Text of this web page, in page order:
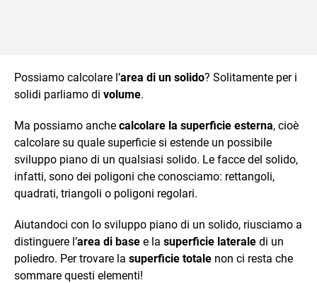
Possiamo calcolare l’area di un solido? Solitamente per i
solidi parliamo di volume.
Ma possiamo anche calcolare la superficie esterna, cioè
calcolare su quale superficie si estende un possibile
sviluppo piano di un qualsiasi solido. Le facce del solido,
infatti, sono dei poligoni che conosciamo: rettangoli,
quadrati, triangoli o poligoni regolari.
Aiutandoci con lo sviluppo piano di un solido, riusciamo a
distinguere l’area di base e la superficie laterale di un
poliedro. Per trovare la superficie totale non ci resta che
sommare questi elementi!